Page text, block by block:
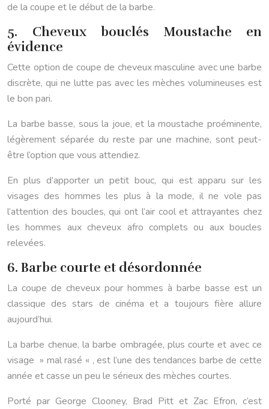
de la coupe et le début de la barbe.
5. Cheveux bouclés Moustache en
évidence
Cette option de coupe de cheveux masculine avec une barbe
discrète, qui ne lutte pas avec les mèches volumineuses est
le bon pari.
La barbe basse, sous la joue, et la moustache proéminente,
légèrement séparée du reste par une machine, sont peut-
être l’option que vous attendiez.
En plus d’apporter un petit bouc, qui est apparu sur les
visages des hommes les plus à la mode, il ne vole pas
l’attention des boucles, qui ont l’air cool et attrayantes chez
les hommes aux cheveux afro complets ou aux boucles
relevées.
6. Barbe courte et désordonnée
La coupe de cheveux pour hommes à barbe basse est un
classique des stars de cinéma et a toujours fière allure
aujourd’hui.
La barbe chenue, la barbe ombragée, plus courte et avec ce
visage » mal rasé « , est l’une des tendances barbe de cette
année et casse un peu le sérieux des mèches courtes.
Porté par George Clooney, Brad Pitt et Zac Efron, c’est